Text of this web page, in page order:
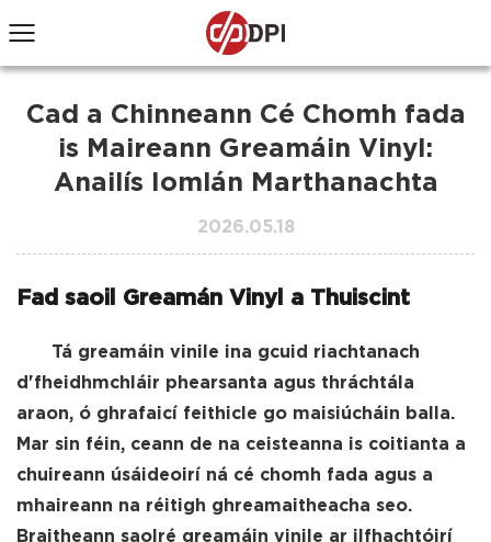
Cad a Chinneann Cé Chomh fada
is Maireann Greamáin Vinyl:
Anailís Iomlán Marthanachta
2026.05.18
Fad saoil Greamán Vinyl a Thuiscint
Tá greamáin vinile ina gcuid riachtanach
d'fheidhmchláir phearsanta agus thráchtála
araon, ó ghrafaicí feithicle go maisiúcháin balla.
Mar sin féin, ceann de na ceisteanna is coitianta a
chuireann úsáideoirí ná cé chomh fada agus a
mhaireann na réitigh ghreamaitheacha seo.
Braitheann saolré greamáin vinile ar ilfhachtóirí